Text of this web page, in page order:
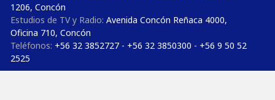
1206, Concón
Estudios de TV y Radio: Avenida Concón Reñaca 4000,
Oficina 710, Concón
Teléfonos: +56 32 3852727 - +56 32 3850300 - +56 9 50 52
2525